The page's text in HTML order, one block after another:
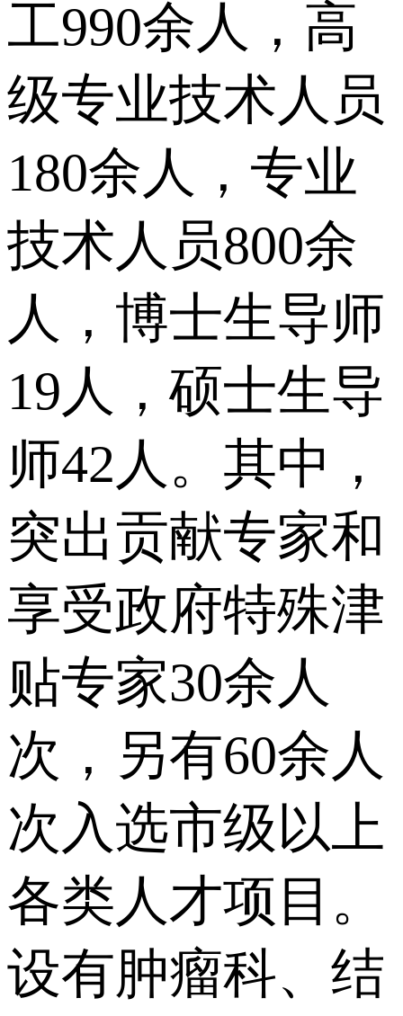
工990余人，高
级专业技术人员
180余人，专业
技术人员800余
人，博士生导师
19人，硕士生导
师42人。其中，
突出贡献专家和
享受政府特殊津
贴专家30余人
次，另有60余人
次入选市级以上
各类人才项目。
设有肿瘤科、结